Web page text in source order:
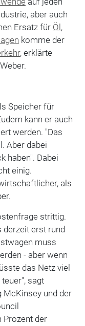
aber auch
Ersatz für Öl ,
komme der
, erklärte
Speicher für
kann er auch
werden. "Das
Aber dabei
haben". Dabei
einig.
als
strittig.
derzeit erst rund
muss
- aber wenn
das Netz viel
sagt
McKinsey und der
Prozent der